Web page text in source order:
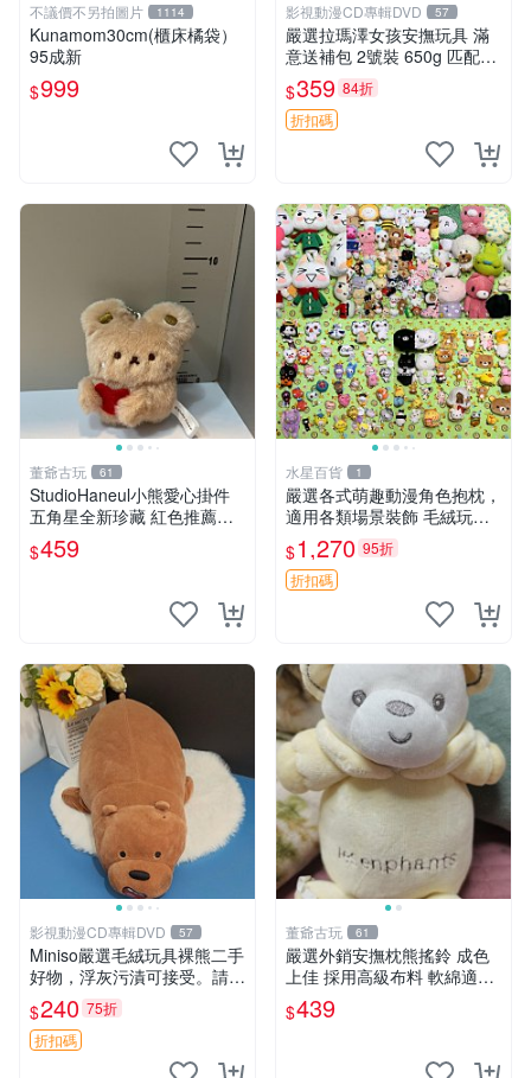
不議價不另拍圖片 1114
Kunamom30cm(櫃床橘袋）
95成新
$999
影視動漫CD專輯DVD 57
嚴選拉瑪澤女孩安撫玩具 滿
意送補包 2號裝 650g 匹配嬰
幼童舒壓好伴侶 女孩專用 安
心選擇 安撫玩偶 衝包 玩具
$359 84折
折扣碼
董爺古玩 61
StudioHaneul小熊愛心掛件
五角星全新珍藏 紅色推薦收
藏 玩具掛飾 掛件 新品
$459
水星百貨 1
嚴選各式萌趣動漫角色抱枕，
適用各類場景裝飾 毛絨玩
具、卡通抱枕、趣味玩偶
$1,270 95折
折扣碼
影視動漫CD專輯DVD 57
Miniso嚴選毛絨玩具裸熊二手
好物，浮灰污漬可接受。請詳
閱照片再下單，售出不退不
換。全新品相收藏推薦。 裸
熊 毛絨玩具 收藏
$240 75折
折扣碼
董爺古玩 61
嚴選外銷安撫枕熊搖鈴 成色
上佳 採用高級布料 軟綿適合
收藏 安心選購 安撫枕 熊玩具
搖鈴
$439